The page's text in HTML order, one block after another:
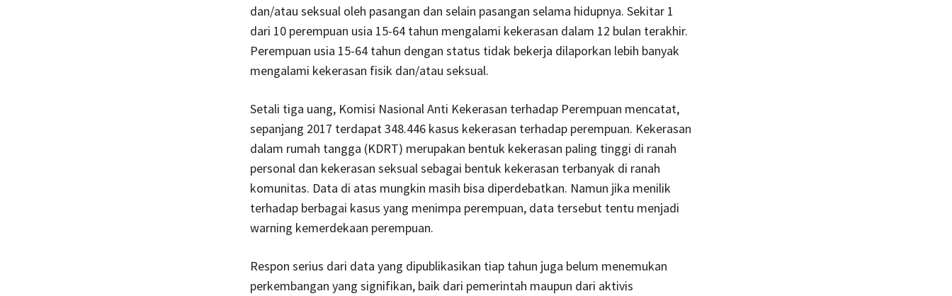
dan/atau seksual oleh pasangan dan selain pasangan selama hidupnya. Sekitar 1
dari 10 perempuan usia 15-64 tahun mengalami kekerasan dalam 12 bulan terakhir.
Perempuan usia 15-64 tahun dengan status tidak bekerja dilaporkan lebih banyak
mengalami kekerasan fisik dan/atau seksual.
Setali tiga uang, Komisi Nasional Anti Kekerasan terhadap Perempuan mencatat,
sepanjang 2017 terdapat 348.446 kasus kekerasan terhadap perempuan. Kekerasan
dalam rumah tangga (KDRT) merupakan bentuk kekerasan paling tinggi di ranah
personal dan kekerasan seksual sebagai bentuk kekerasan terbanyak di ranah
komunitas. Data di atas mungkin masih bisa diperdebatkan. Namun jika menilik
terhadap berbagai kasus yang menimpa perempuan, data tersebut tentu menjadi
warning kemerdekaan perempuan.
Respon serius dari data yang dipublikasikan tiap tahun juga belum menemukan
perkembangan yang signifikan, baik dari pemerintah maupun dari aktivis